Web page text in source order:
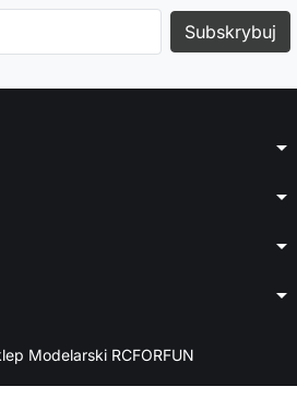
arrow_drop_down
arrow_drop_down
arrow_drop_down
arrow_drop_down
Modelarski RCFORFUN